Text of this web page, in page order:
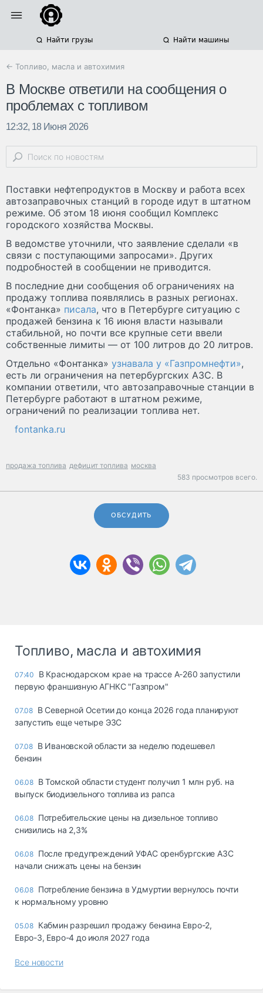
Найти грузы Найти машины
← Топливо, масла и автохимия
В Москве ответили на сообщения о
проблемах с топливом
12:32, 18 Июня 2026
Поставки нефтепродуктов в Москву и работа всех
автозаправочных станций в городе идут в штатном
режиме. Об этом 18 июня сообщил Комплекс
городского хозяйства Москвы.
В ведомстве уточнили, что заявление сделали «в
связи с поступающими запросами». Других
подробностей в сообщении не приводится.
В последние дни сообщения об ограничениях на
продажу топлива появлялись в разных регионах.
«Фонтанка» писала, что в Петербурге ситуацию с
продажей бензина к 16 июня власти называли
стабильной, но почти все крупные сети ввели
собственные лимиты — от 100 литров до 20 литров.
Отдельно «Фонтанка» узнавала у «Газпромнефти»,
есть ли ограничения на петербургских АЗС. В
компании ответили, что автозаправочные станции в
Петербурге работают в штатном режиме,
ограничений по реализации топлива нет.
fontanka.ru
продажа топлива дефицит топлива москва
583 просмотров всего.
ОБСУДИТЬ
Топливо, масла и автохимия
07:40
В Краснодарском крае на трассе А-260 запустили
первую франшизную АГНКС "Газпром"
07.08 В Северной Осетии до конца 2026 года планируют
запустить еще четыре ЭЗС
07.08 В Ивановской области за неделю подешевел
бензин
06.08 В Томской области студент получил 1 млн руб. на
выпуск биодизельного топлива из рапса
06.08 Потребительские цены на дизельное топливо
снизились на 2,3%
06.08 После предупреждений УФАС оренбургские АЗС
начали снижать цены на бензин
06.08 Потребление бензина в Удмуртии вернулось почти
к нормальному уровню
05.08 Кабмин разрешил продажу бензина Евро-2,
Евро-3, Евро-4 до июля 2027 года
Все новости